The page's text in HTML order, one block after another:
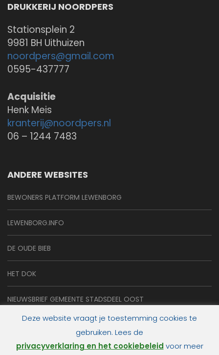
DRUKKERIJ NOORDPERS
Stationsplein 2
9981 BH Uithuizen
noordpers@gmail.com
0595-437777
Acquisitie
Henk Meis
kranterij@noordpers.nl
06 – 1244 7483
ANDERE WEBSITES
BEWONERS PLATFORM LEWENBORG
LEWENBORG.INFO
DE OUDE BIEB
HET DOK
NIEUWSBRIEF GEMEENTE STADSDEEL OOST
© 2026de Lewenborger online.
Deze website vraagt je toestemming cookies te
gebruiken. Lees de
privacyverklaring en het cookiebeleid voor meer